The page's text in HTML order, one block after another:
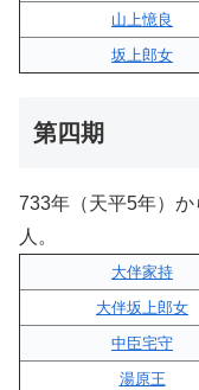
山上憶良
坂上郎女
第四期
733年（天平5年）
人。
大伴家持
大伴坂上郎女
中臣宅守
湯原王